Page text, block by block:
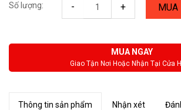
Số lượng: - + MUA
MUA NGAY
Giao Tận Nơi Hoặc Nhận Tại Cửa
Thông tin sản phẩm Nhận xét